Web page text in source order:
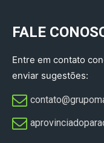
FALE
Entre em contato
enviar sugestões: